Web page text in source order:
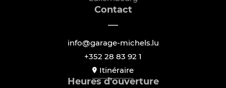
Contact
info@garage-michels.lu
+352 28 83 92 1
Itinéraire
Heures d'ouverture